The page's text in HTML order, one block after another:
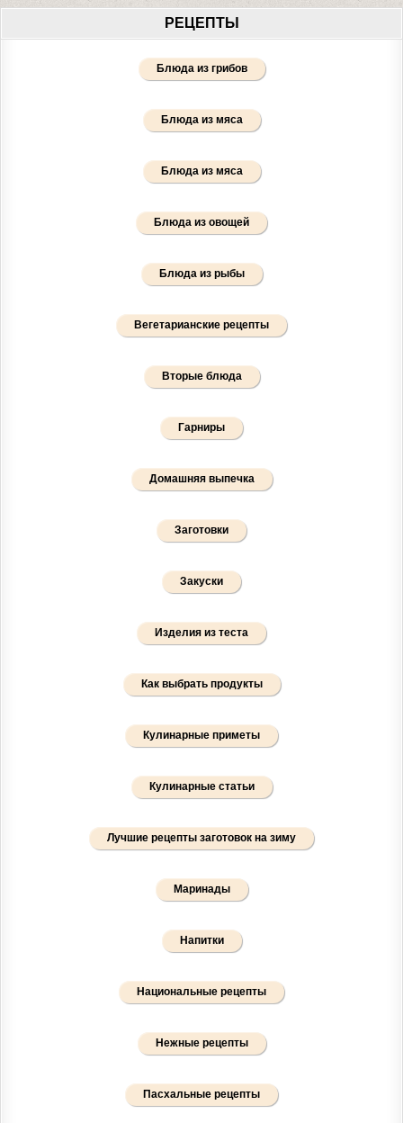
РЕЦЕПТЫ
Блюда из грибов
Блюда из мяса
Блюда из мяса
Блюда из овощей
Блюда из рыбы
Вегетарианские рецепты
Вторые блюда
Гарниры
Домашняя выпечка
Заготовки
Закуски
Изделия из теста
Как выбрать продукты
Кулинарные приметы
Кулинарные статьи
Лучшие рецепты заготовок на зиму
Маринады
Напитки
Национальные рецепты
Нежные рецепты
Пасхальные рецепты